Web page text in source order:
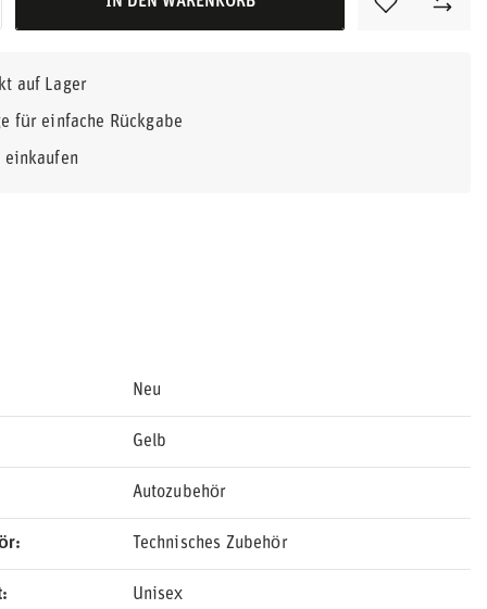
auf Lager
für einfache Rückgabe
einkaufen
Neu
Gelb
Autozubehör
Technisches Zubehör
Unisex